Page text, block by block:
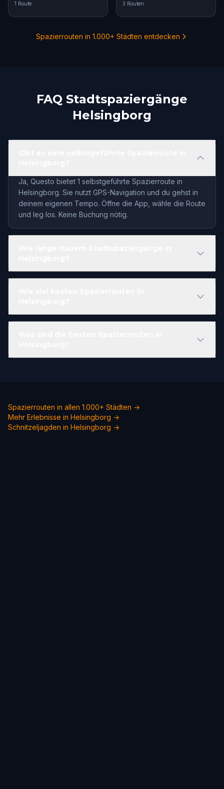
1 Route 3 Routen
Spazierrouten in 1.000+ Städten entdecken
FAQ Stadtspaziergänge
Helsingborg
Ja, Questo bietet 1 selbstgeführte Spazierroute in
Helsingborg. Sie nutzt GPS-Navigation und du gehst in
deinem eigenen Tempo. Öffne die App, wähle die Route
und leg los. Keine Buchung nötig.
Spazierrouten in allen 1.000+ Städten →
Mehr Erlebnisse in Helsingborg →
Schnitzeljagden in Helsingborg →